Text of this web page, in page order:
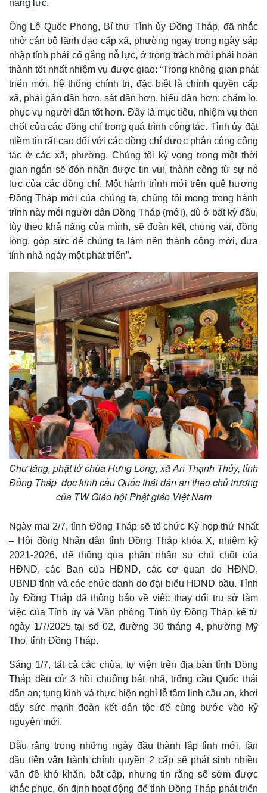
Thể thao
Bóng đá
Lịch thi đấu bóng đá
Thế giới thể thao
Hậu trường
Ô tô - Xe máy
Ô tô
Xe máy
năng lực.
Ông Lê Quốc Phong, Bí thư Tỉnh ủy Đồng Tháp, đã nhắc
nhở cán bộ lãnh đạo cấp xã, phường ngay trong ngày sáp
nhập tỉnh phải cố gắng nỗ lực, ở trọng trách mới phải hoàn
thành tốt nhất nhiệm vụ được giao: “Trong không gian phát
triển mới, hệ thống chính trị, đặc biệt là chính quyền cấp
xã, phải gần dân hơn, sát dân hơn, hiểu dân hơn; chăm lo,
phục vụ người dân tốt hơn. Đây là mục tiêu, nhiệm vụ then
chốt của các đồng chí trong quá trình công tác. Tỉnh ủy đặt
niềm tin rất cao đối với các đồng chí được phân công công
tác ở các xã, phường. Chúng tôi kỳ vọng trong một thời
gian ngắn sẽ đón nhận được tin vui, thành công từ sự nỗ
lực của các đồng chí. Một hành trình mới trên quê hương
Đồng Tháp mới của chúng ta, chúng tôi mong trong hành
trình này mỗi người dân Đồng Tháp (mới), dù ở bất kỳ đâu,
tùy theo khả năng của mình, sẽ đoàn kết, chung vai, đồng
lòng, góp sức để chúng ta làm nên thành công mới, đưa
tỉnh nhà ngày một phát triển”.
Chư tăng, phật tử chùa Hưng Long, xã An Thạnh Thủy, tỉnh
Đồng Tháp đọc kinh cầu Quốc thái dân an theo chủ trương
của TW Giáo hội Phật giáo Việt Nam
Ngày mai 2/7, tỉnh Đồng Tháp sẽ tổ chức Kỳ họp thứ Nhất
– Hội đồng Nhân dân tỉnh Đồng Tháp khóa X, nhiệm kỳ
2021-2026, để thông qua phần nhân sự chủ chốt của
HĐND, các Ban của HĐND, các cơ quan do HĐND,
UBND tỉnh và các chức danh do đại biểu HĐND bầu. Tỉnh
ủy Đồng Tháp đã thông báo về việc thay đổi trụ sở làm
việc của Tỉnh ủy và Văn phòng Tỉnh ủy Đồng Tháp kể từ
ngày 1/7/2025 tại số 02, đường 30 tháng 4, phường Mỹ
Tho, tỉnh Đồng Tháp.
Sáng 1/7, tất cả các chùa, tự viện trên địa bàn tỉnh Đồng
Tháp đều cử 3 hồi chuông bát nhã, trống cầu Quốc thái
dân an; tụng kinh và thực hiện nghi lễ tâm linh cầu an, khơi
dậy sức mạnh đoàn kết dân tộc để cùng bước vào kỷ
nguyên mới.
Dẫu rằng trong những ngày đầu thành lập tỉnh mới, lần
đầu tiên vận hành chính quyền 2 cấp sẽ phát sinh nhiều
vấn đề khó khăn, bất cập, nhưng tin rằng sẽ sớm được
khắc phục, ổn định hoạt động để tỉnh Đồng Tháp phát triển